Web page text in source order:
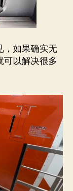
，如果确实无
可以解决很多